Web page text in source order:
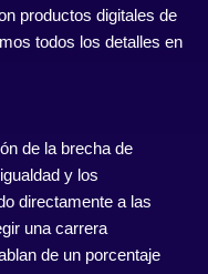
productos digitales de
todos los detalles en
de la brecha de
y los
directamente a las
una carrera
de un porcentaje